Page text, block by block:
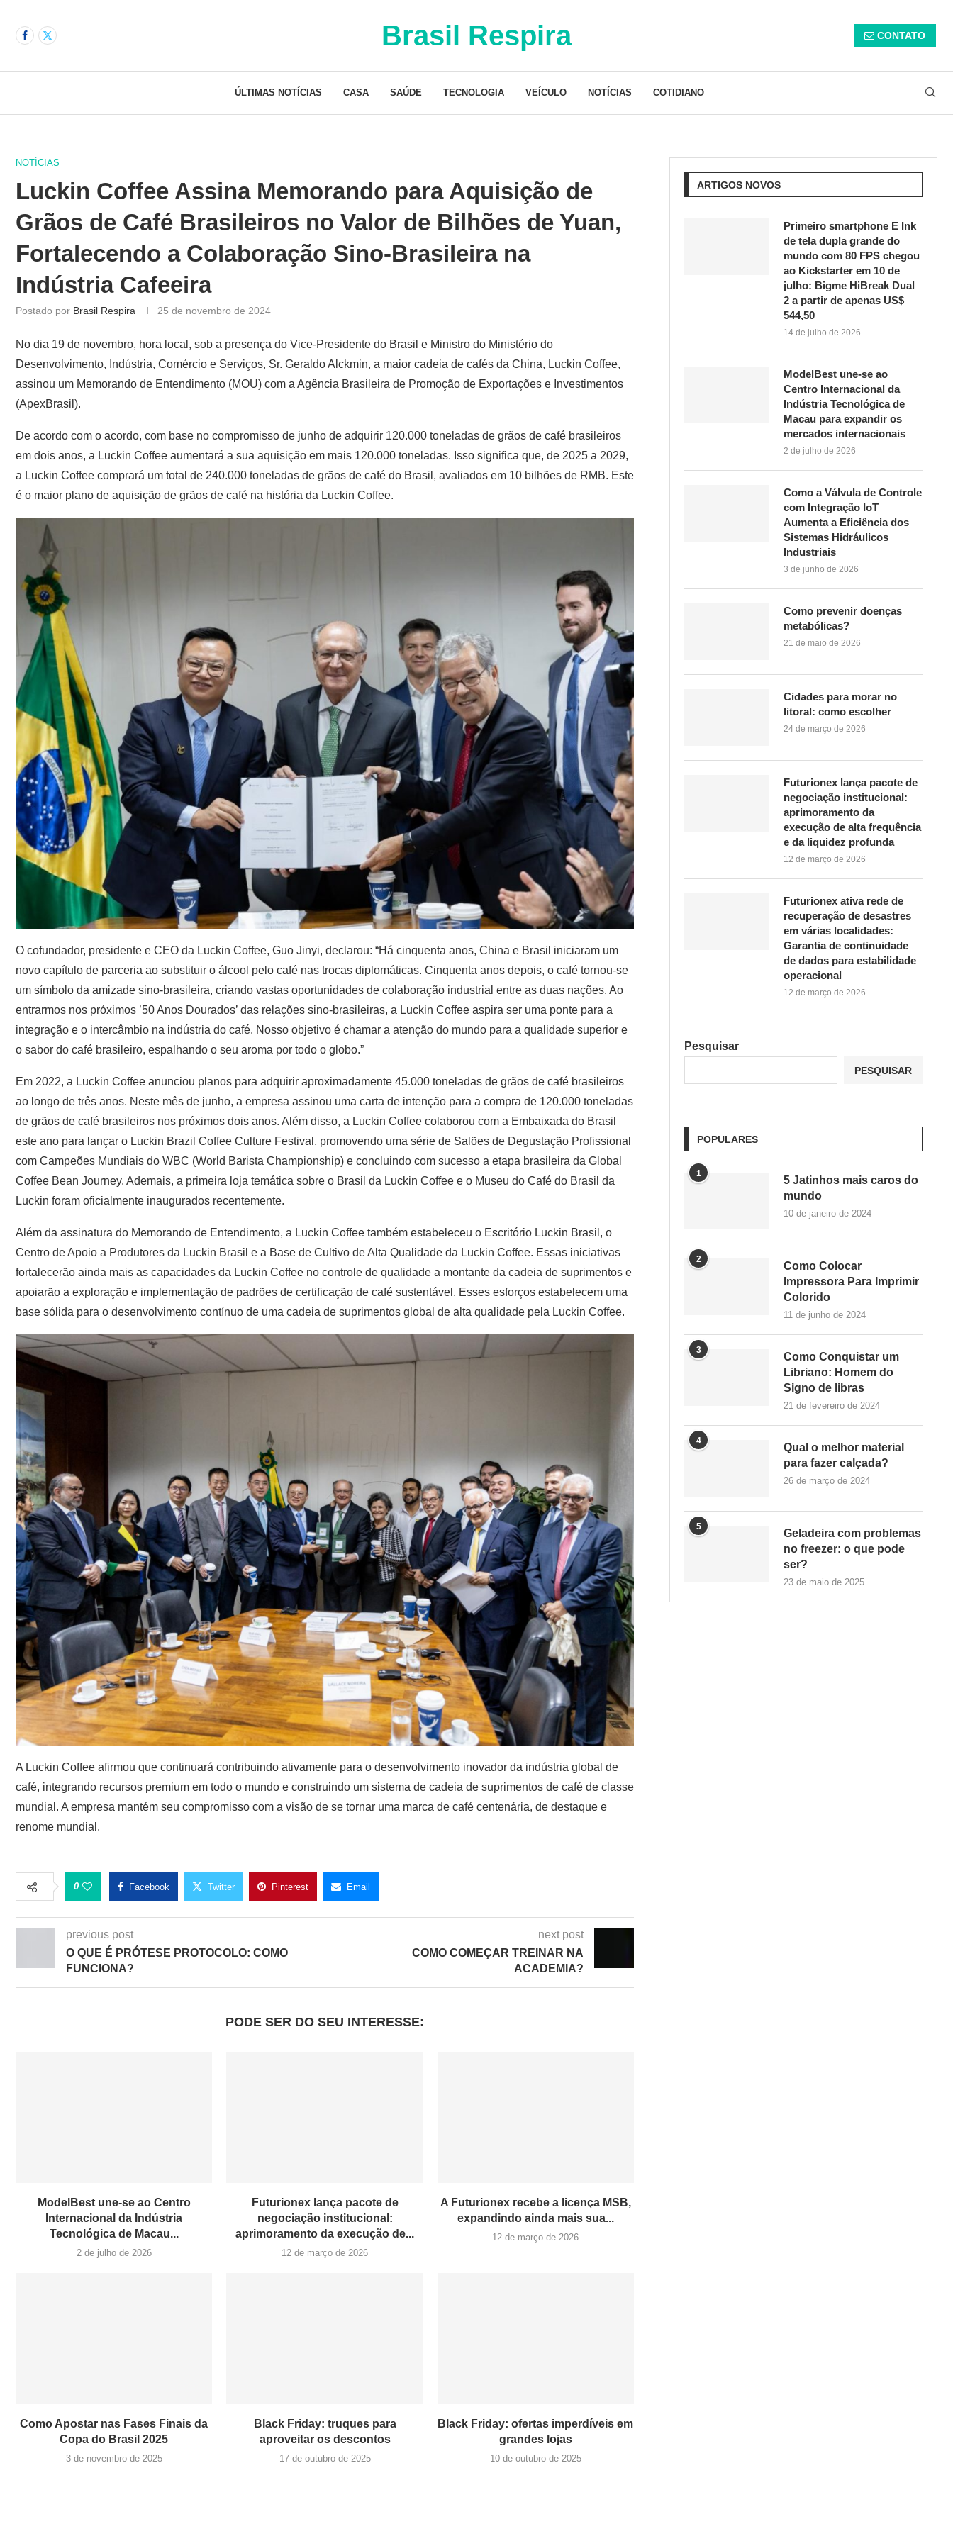
Brasil Respira CONTATO
ÚLTIMAS NOTÍCIAS CASA SAÚDE TECNOLOGIA VEÍCULO NOTÍCIAS COTIDIANO
NOTÍCIAS
Luckin Coffee Assina Memorando para Aquisição de
Grãos de Café Brasileiros no Valor de Bilhões de Yuan,
Fortalecendo a Colaboração Sino-Brasileira na
Indústria Cafeeira
Postado por Brasil Respira 25 de novembro de 2024
No dia 19 de novembro, hora local, sob a presença do Vice-Presidente do Brasil e Ministro do Ministério do
Desenvolvimento, Indústria, Comércio e Serviços, Sr. Geraldo Alckmin, a maior cadeia de cafés da China, Luckin Coffee,
assinou um Memorando de Entendimento (MOU) com a Agência Brasileira de Promoção de Exportações e Investimentos
(ApexBrasil).
De acordo com o acordo, com base no compromisso de junho de adquirir 120.000 toneladas de grãos de café brasileiros
em dois anos, a Luckin Coffee aumentará a sua aquisição em mais 120.000 toneladas. Isso significa que, de 2025 a 2029,
a Luckin Coffee comprará um total de 240.000 toneladas de grãos de café do Brasil, avaliados em 10 bilhões de RMB. Este
é o maior plano de aquisição de grãos de café na história da Luckin Coffee.
O cofundador, presidente e CEO da Luckin Coffee, Guo Jinyi, declarou: “Há cinquenta anos, China e Brasil iniciaram um
novo capítulo de parceria ao substituir o álcool pelo café nas trocas diplomáticas. Cinquenta anos depois, o café tornou-se
um símbolo da amizade sino-brasileira, criando vastas oportunidades de colaboração industrial entre as duas nações. Ao
entrarmos nos próximos ’50 Anos Dourados’ das relações sino-brasileiras, a Luckin Coffee aspira ser uma ponte para a
integração e o intercâmbio na indústria do café. Nosso objetivo é chamar a atenção do mundo para a qualidade superior e
o sabor do café brasileiro, espalhando o seu aroma por todo o globo.”
Em 2022, a Luckin Coffee anunciou planos para adquirir aproximadamente 45.000 toneladas de grãos de café brasileiros
ao longo de três anos. Neste mês de junho, a empresa assinou uma carta de intenção para a compra de 120.000 toneladas
de grãos de café brasileiros nos próximos dois anos. Além disso, a Luckin Coffee colaborou com a Embaixada do Brasil
este ano para lançar o Luckin Brazil Coffee Culture Festival, promovendo uma série de Salões de Degustação Profissional
com Campeões Mundiais do WBC (World Barista Championship) e concluindo com sucesso a etapa brasileira da Global
Coffee Bean Journey. Ademais, a primeira loja temática sobre o Brasil da Luckin Coffee e o Museu do Café do Brasil da
Luckin foram oficialmente inaugurados recentemente.
Além da assinatura do Memorando de Entendimento, a Luckin Coffee também estabeleceu o Escritório Luckin Brasil, o
Centro de Apoio a Produtores da Luckin Brasil e a Base de Cultivo de Alta Qualidade da Luckin Coffee. Essas iniciativas
fortalecerão ainda mais as capacidades da Luckin Coffee no controle de qualidade a montante da cadeia de suprimentos e
apoiarão a exploração e implementação de padrões de certificação de café sustentável. Esses esforços estabelecem uma
base sólida para o desenvolvimento contínuo de uma cadeia de suprimentos global de alta qualidade pela Luckin Coffee.
A Luckin Coffee afirmou que continuará contribuindo ativamente para o desenvolvimento inovador da indústria global de
café, integrando recursos premium em todo o mundo e construindo um sistema de cadeia de suprimentos de café de classe
mundial. A empresa mantém seu compromisso com a visão de se tornar uma marca de café centenária, de destaque e
renome mundial.
0 Facebook Twitter Pinterest Email
previous post
O QUE É PRÓTESE PROTOCOLO: COMO
FUNCIONA?
next post
COMO COMEÇAR TREINAR NA
ACADEMIA?
PODE SER DO SEU INTERESSE:
ModelBest une-se ao Centro
Internacional da Indústria
Tecnológica de Macau...
2 de julho de 2026
Futurionex lança pacote de
negociação institucional:
aprimoramento da execução de...
12 de março de 2026
A Futurionex recebe a licença MSB,
expandindo ainda mais sua...
12 de março de 2026
Como Apostar nas Fases Finais da
Copa do Brasil 2025
3 de novembro de 2025
Black Friday: truques para
aproveitar os descontos
17 de outubro de 2025
Black Friday: ofertas imperdíveis em
grandes lojas
10 de outubro de 2025
ARTIGOS NOVOS
Primeiro smartphone E Ink
de tela dupla grande do
mundo com 80 FPS chegou
ao Kickstarter em 10 de
julho: Bigme HiBreak Dual
2 a partir de apenas US$
544,50
14 de julho de 2026
ModelBest une-se ao
Centro Internacional da
Indústria Tecnológica de
Macau para expandir os
mercados internacionais
2 de julho de 2026
Como a Válvula de Controle
com Integração IoT
Aumenta a Eficiência dos
Sistemas Hidráulicos
Industriais
3 de junho de 2026
Como prevenir doenças
metabólicas?
21 de maio de 2026
Cidades para morar no
litoral: como escolher
24 de março de 2026
Futurionex lança pacote de
negociação institucional:
aprimoramento da
execução de alta frequência
e da liquidez profunda
12 de março de 2026
Futurionex ativa rede de
recuperação de desastres
em várias localidades:
Garantia de continuidade
de dados para estabilidade
operacional
12 de março de 2026
Pesquisar
PESQUISAR
POPULARES
1
5 Jatinhos mais caros do
mundo
10 de janeiro de 2024
2
Como Colocar
Impressora Para Imprimir
Colorido
11 de junho de 2024
3
Como Conquistar um
Libriano: Homem do
Signo de libras
21 de fevereiro de 2024
4
Qual o melhor material
para fazer calçada?
26 de março de 2024
5
Geladeira com problemas
no freezer: o que pode
ser?
23 de maio de 2025